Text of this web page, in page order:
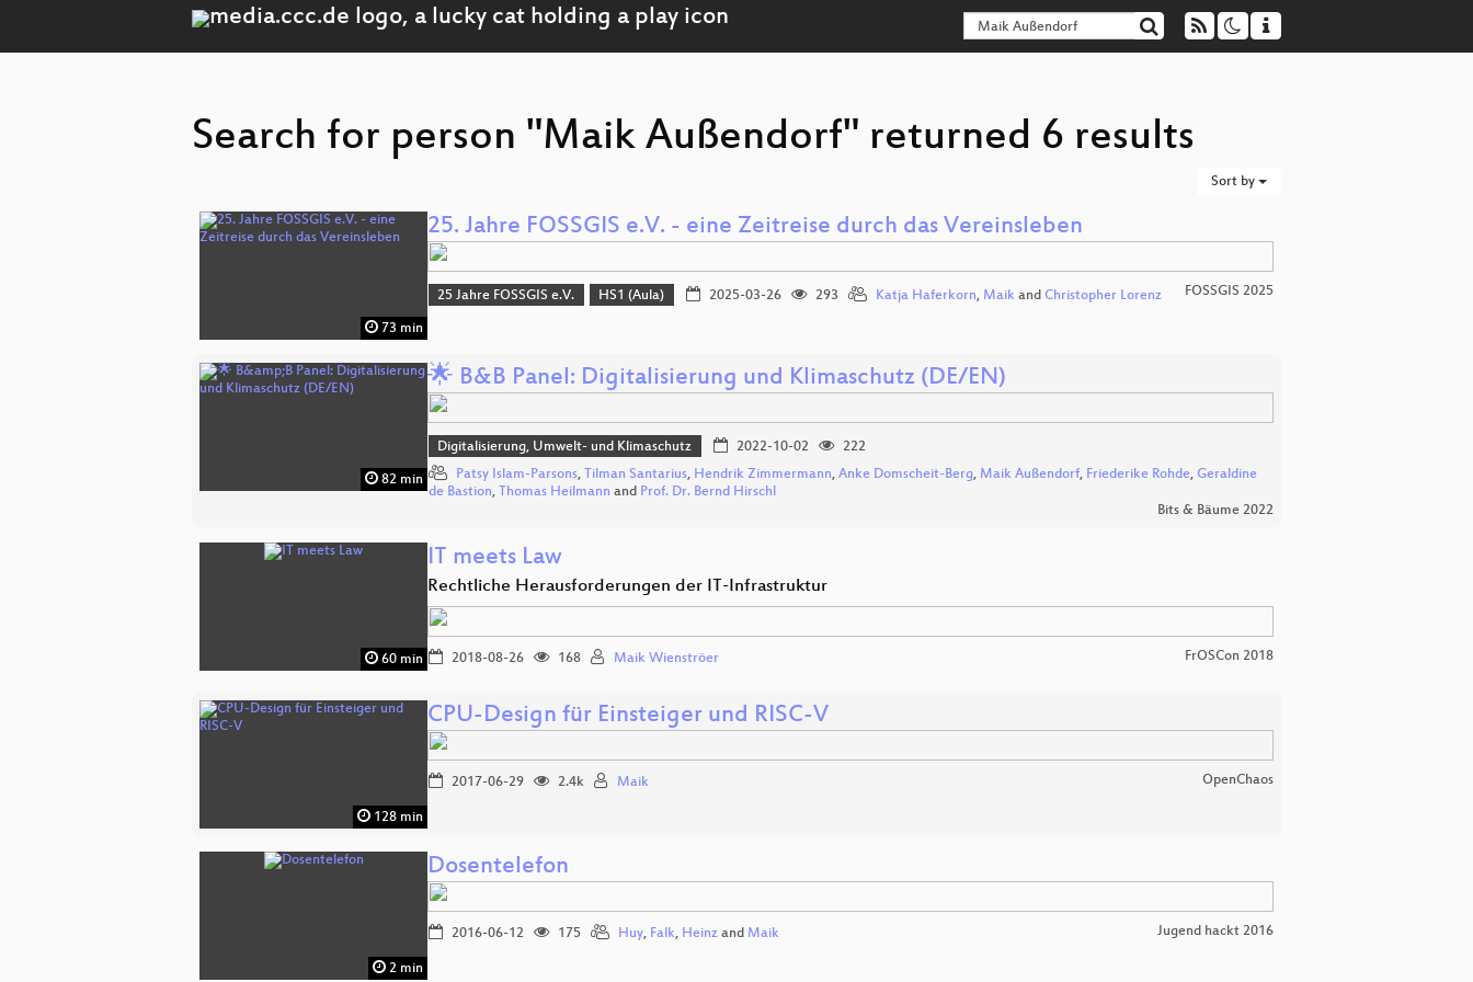
Search for person "Maik Außendorf" returned 6 results
Sort by
73 min
25. Jahre FOSSGIS e.V. - eine Zeitreise durch das Vereinsleben
25 Jahre FOSSGIS e.V. HS1 (Aula) 2025-03-26 293 Katja Haferkorn, Maikand Christopher Lorenz FOSSGIS 2025
82 min
🌟 B&B Panel: Digitalisierung und Klimaschutz (DE/EN)
Digitalisierung, Umwelt- und Klimaschutz 2022-10-02
222
Patsy Islam-Parsons, Tilman Santarius, Hendrik Zimmermann, Anke Domscheit-Berg, Maik Außendorf, Friederike Rohde, Geraldine
de Bastion, Thomas Heilmann and Prof. Dr. Bernd Hirschl
Bits & Bäume 2022
60 min
IT meets Law
Rechtliche Herausforderungen der IT-Infrastruktur
2018-08-26 168 Maik Wienströer FrOSCon 2018
128 min
CPU-Design für Einsteiger und RISC-V
2017-06-29 2.4k Maik OpenChaos
2 min
Dosentelefon
2016-06-12 175 Huy, Falk, Heinz and Maik Jugend hackt 2016